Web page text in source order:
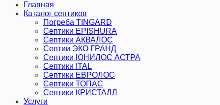
Главная
Каталог септиков
Погреба TINGARD
Септики EPISHURA
Септики АКВАЛОС
Септии ЭКО ГРАНД
Септики ЮНИЛОС АСТРА
Септики ITAL
Септики ЕВРОЛОС
Септики ТОПАС
Септики КРИСТАЛЛ
Услуги